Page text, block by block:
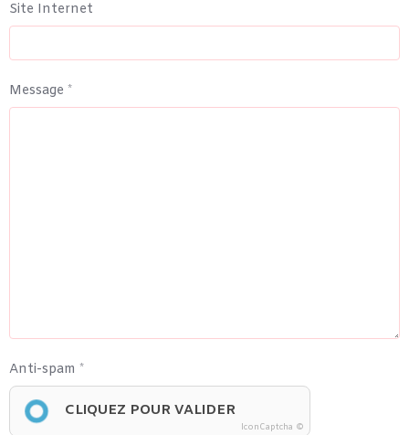
Site Internet
Message
Anti-spam
CLIQUEZ POUR VALIDER
IconCaptcha ©